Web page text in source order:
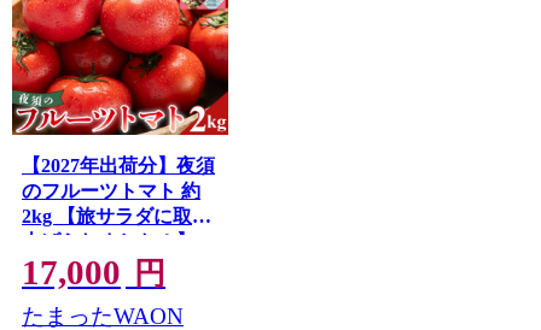
【2027年出荷分】夜須
のフルーツトマト 約
2kg 【旅サラダに取り
上げられました！】
先行予約受付 期間限
定 季節限定 野菜 やさ
い フルティカ 完熟 小
17,000 円
たまったWAON